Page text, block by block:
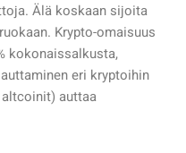
Älä koskaan sijoita
Krypto-omaisuus
kokonaissalkusta,
eri kryptoihin
altcoinit) auttaa